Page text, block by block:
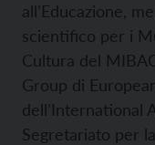
all’Educazione,
scientifico per i
Cultura del
Group di
dell’International
Segretariato per